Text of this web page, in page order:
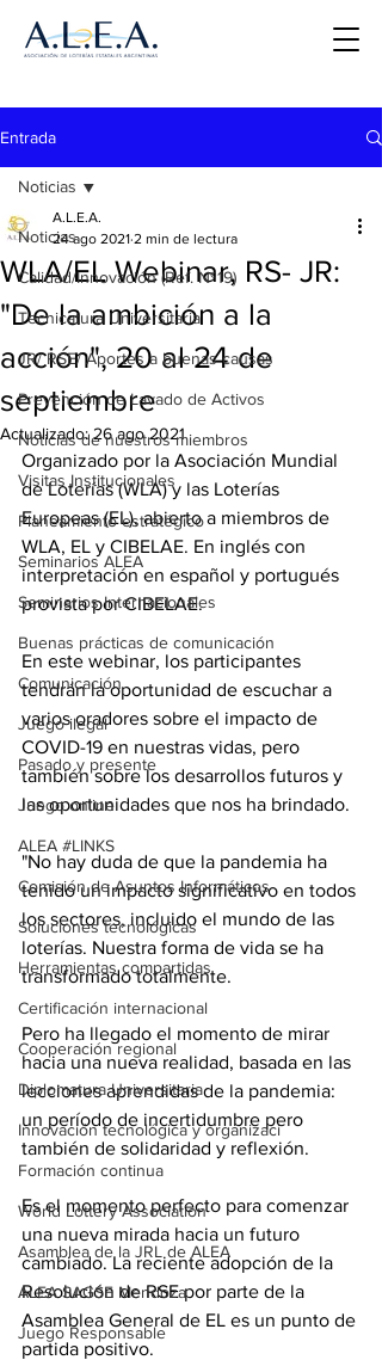
Entrada
Noticias
Calidad/Innovación (Ref. Nº19)
Tecnicatura Universitaria
JR/ RSE/ Aportes a buenas causas
Prevención de Lavado de Activos
Noticias de nuestros miembros
Visitas Institucionales
Planeamiento estratégico
Seminarios ALEA
Seminarios Internacionales
Buenas prácticas de comunicación
Comunicación
Juego ilegal
Pasado y presente
Juego online
ALEA #LINKS
Comisión de Asuntos Informáticos
Soluciones tecnológicas
Herramientas compartidas
Certificación internacional
Cooperación regional
Diplomatura Universitaria
Innovación tecnológica y organizaci
Formación continua
World Lottery Association
Asamblea de la JRL de ALEA
ALEA SAGSE Mendoza
Juego Responsable
Noticias
WLA/EL Webinar, RS- JR:
"De la ambición a la
acción", 20 al 24 de
septiembre
A.L.E.A.
24 ago 2021 2 min de lectura
Actualizado:26 ago 2021
Organizado por la Asociación Mundial
de Loterías (WLA) y las Loterías
Europeas (EL), abierto a miembros de
WLA, EL y CIBELAE. En inglés con
interpretación en español y portugués
provista por CIBELAE.
En este webinar, los participantes
tendrán la oportunidad de escuchar a
varios oradores sobre el impacto de
COVID-19 en nuestras vidas, pero
también sobre los desarrollos futuros y
las oportunidades que nos ha brindado.
"No hay duda de que la pandemia ha
tenido un impacto significativo en todos
los sectores, incluido el mundo de las
loterías. Nuestra forma de vida se ha
transformado totalmente.
Pero ha llegado el momento de mirar
hacia una nueva realidad, basada en las
lecciones aprendidas de la pandemia:
un período de incertidumbre pero
también de solidaridad y reflexión.
Es el momento perfecto para comenzar
una nueva mirada hacia un futuro
cambiado. La reciente adopción de la
Resolución de RSE por parte de la
Asamblea General de EL es un punto de
partida positivo.